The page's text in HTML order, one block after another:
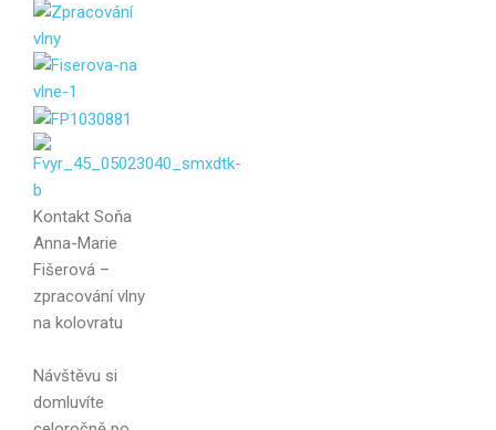
Kontakt Soňa
Anna-Marie
Fišerová –
zpracování vlny
na kolovratu
Návštěvu si
domluvíte
Vaše jméno